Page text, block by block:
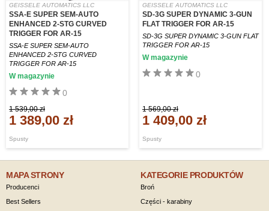
GEISSELE AUTOMATICS LLC
SSA-E SUPER SEM-AUTO
ENHANCED 2-STG CURVED
TRIGGER FOR AR-15
SSA-E SUPER SEM-AUTO
ENHANCED 2-STG CURVED
TRIGGER FOR AR-15
Spusty
0
W magazynie
1 539,00 zł
1 389,00 zł
GEISSELE AUTOMATICS LLC
SD-3G SUPER DYNAMIC 3-GUN
FLAT TRIGGER FOR AR-15
SD-3G SUPER DYNAMIC 3-GUN FLAT
TRIGGER FOR AR-15
Spusty
0
W magazynie
1 569,00 zł
1 409,00 zł
MAPA STRONY
Producenci
Best Sellers
KATEGORIE PRODUKTÓW
Broń
Części - karabiny